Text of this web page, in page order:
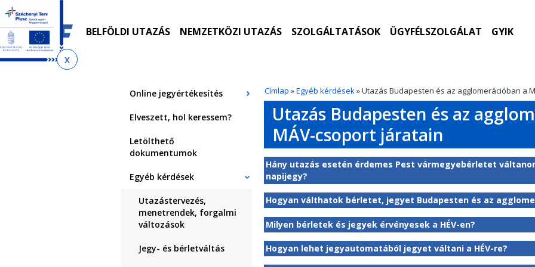
Ugrás
menetrendkeresőhöz
Ugrás
az
almenühöz
Ugrás
tartalomra
Ugrás
az
oldaltérképre
BELFÖLDI UTAZÁS NEMZETKÖZI UTAZÁS SZOLGÁLTATÁSOK ÜGYFÉLSZOLGÁLAT GYIK
Címlap »Egyéb kérdések» Utazás Budapesten és az agglomerációban a
Online jegyértékesítés
Elveszett, hol keressem?
Letölthető
dokumentumok
Egyéb kérdések
Utazástervezés,
menetrendek, forgalmi
változások
Jegy- és bérletváltás
Utazás Budapesten és az
MÁV-csoport járatain
Hány utazás esetén érdemes Pest vármegyebérletet
napijegy?
Hogyan válthatok bérletet, jegyet Budapesten és az
Milyen bérletek és jegyek érvényesek a HÉV-en?
Hogyan lehet jegyautomatából jegyet váltani a HÉV-re?